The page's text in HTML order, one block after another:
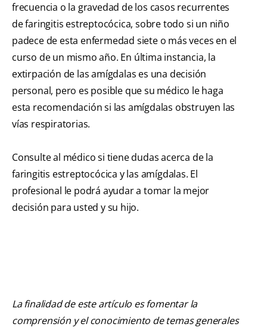
frecuencia o la gravedad de los casos recurrentes
de faringitis estreptocócica, sobre todo si un niño
padece de esta enfermedad siete o más veces en el
curso de un mismo año. En última instancia, la
extirpación de las amígdalas es una decisión
personal, pero es posible que su médico le haga
esta recomendación si las amígdalas obstruyen las
vías respiratorias.
Consulte al médico si tiene dudas acerca de la
faringitis estreptocócica y las amígdalas. El
profesional le podrá ayudar a tomar la mejor
decisión para usted y su hijo.
La finalidad de este artículo es fomentar la
comprensión y el conocimiento de temas generales